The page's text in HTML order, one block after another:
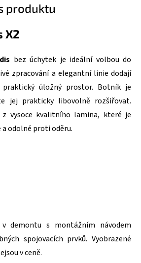
produktu
X2
bez úchytek je ideální volbou do
zpracování a elegantní linie dodají
úložný prostor. Botník je
jej prakticky libovolně rozšiřovat.
vysoce kvalitního lamina, které je
odolné proti oděru.
demontu s montážním návodem
spojovacích prvků. Vyobrazené
v ceně.